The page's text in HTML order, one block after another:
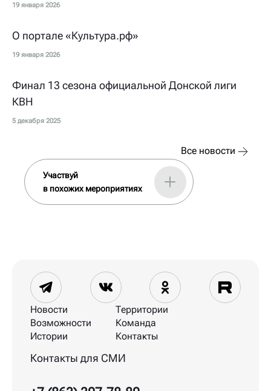
19 января 2026
О портале «Культура.рф»
19 января 2026
Финал 13 сезона официальной Донской лиги
КВН
5 декабря 2025
Все новости
Участвуй
в похожих мероприятиях
Контакты для СМИ
Новости
Возможности
Истории
Территории
Команда
Контакты